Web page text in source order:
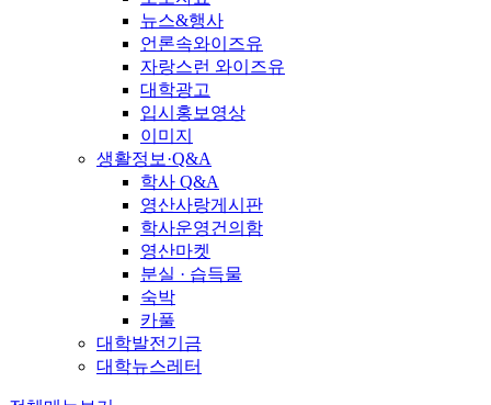
뉴스&행사
언론속와이즈유
자랑스런 와이즈유
대학광고
입시홍보영상
이미지
생활정보·Q&A
학사 Q&A
영산사랑게시판
학사운영건의함
영산마켓
분실 · 습득물
숙박
카풀
대학발전기금
대학뉴스레터